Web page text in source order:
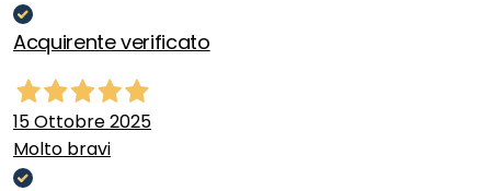
Acquirente verificato
15 Ottobre 2025
Molto bravi